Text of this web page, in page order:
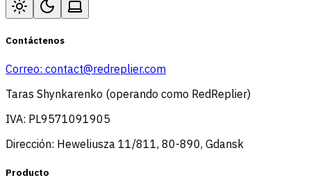
Contáctenos
Correo: contact@redreplier.com
Taras Shynkarenko (operando como RedReplier)
IVA: PL9571091905
Dirección: Heweliusza 11/811, 80-890, Gdansk
Producto